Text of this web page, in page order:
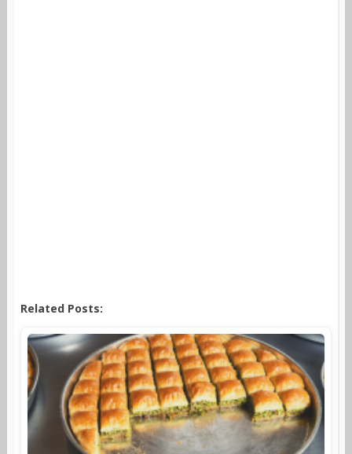
Related Posts: